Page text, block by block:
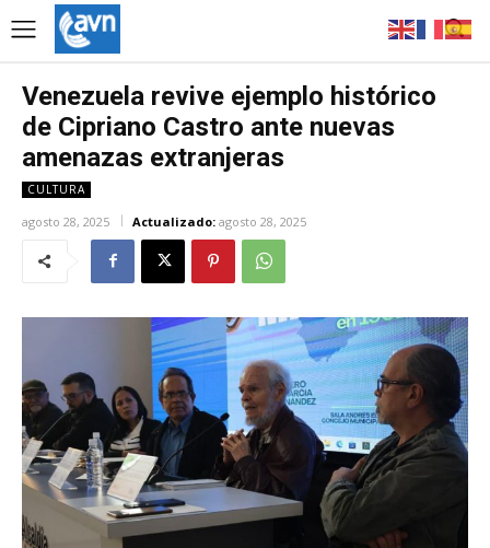
Venezuela revive ejemplo histórico
de Cipriano Castro ante nuevas
amenazas extranjeras
CULTURA
agosto 28, 2025 Actualizado: agosto 28, 2025